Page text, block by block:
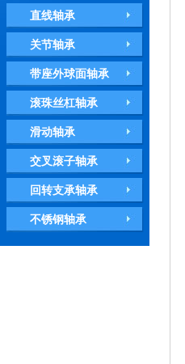
直线轴承
关节轴承
带座外球面轴承
滚珠丝杠轴承
滑动轴承
交叉滚子轴承
回转支承轴承
不锈钢轴承